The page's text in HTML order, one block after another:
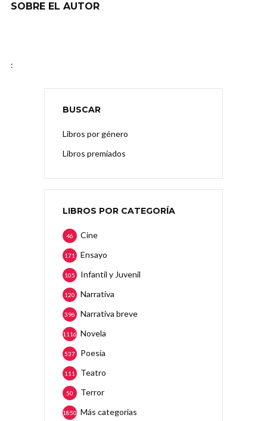
SOBRE EL AUTOR
:
BUSCAR
Libros por género
Libros premiados
LIBROS POR CATEGORÍA
Cine
46
Ensayo
171
Infantil y Juvenil
105
Narrativa
120
Narrativa breve
396
Novela
1116
Poesía
537
Teatro
111
Terror
50
Más categorias
1850